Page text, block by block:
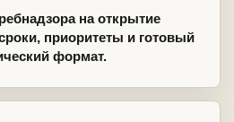
на открытие
приоритеты и готовый
формат.